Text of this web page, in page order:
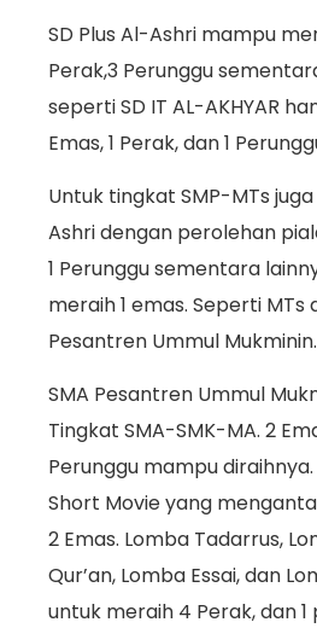
SD Plus Al-Ashri mampu
Perak,3 Perunggu
seperti SD IT AL-AKHYAR
Emas, 1 Perak, dan 1
Untuk tingkat SMP-MTs
Ashri dengan perolehan
1 Perunggu sementara
meraih 1 emas. Seperti MTs
Pesantren Ummul Mukminin.
SMA Pesantren Ummul
Tingkat SMA-SMK-MA. 2
Perunggu mampu
Short Movie yang
2 Emas. Lomba Tadarrus,
Qur’an, Lomba Essai, dan
untuk meraih 4 Perak, dan